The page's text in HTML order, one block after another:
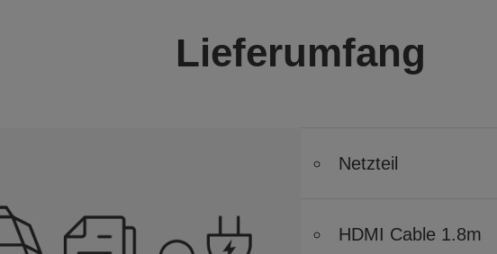
Lieferumfang
Netzteil
HDMI Cable 1.8m